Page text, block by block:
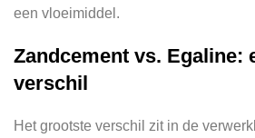
een vloeimiddel.
Zandcement vs. Egaline:
verschil
Het grootste verschil zit in de